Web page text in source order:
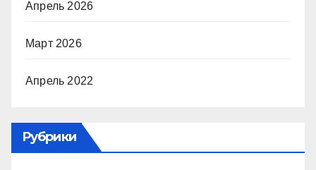
Апрель 2026
Март 2026
Апрель 2022
Рубрики